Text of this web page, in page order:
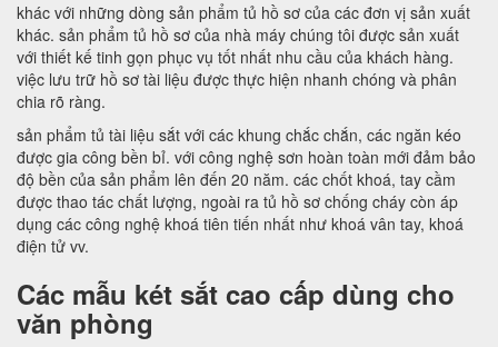
khác với những dòng sản phẩm tủ hồ sơ của các đơn vị sản xuất
khác. sản phẩm tủ hồ sơ của nhà máy chúng tôi được sản xuất
với thiết kế tinh gọn phục vụ tốt nhất nhu cầu của khách hàng.
việc lưu trữ hồ sơ tài liệu được thực hiện nhanh chóng và phân
chia rõ ràng.
sản phẩm tủ tài liệu sắt với các khung chắc chắn, các ngăn kéo
được gia công bền bỉ. với công nghệ sơn hoàn toàn mới đảm bảo
độ bền của sản phẩm lên đến 20 năm. các chốt khoá, tay cầm
được thao tác chất lượng, ngoài ra tủ hồ sơ chống cháy còn áp
dụng các công nghệ khoá tiên tiến nhất như khoá vân tay, khoá
điện tử vv.
Các mẫu két sắt cao cấp dùng cho
văn phòng